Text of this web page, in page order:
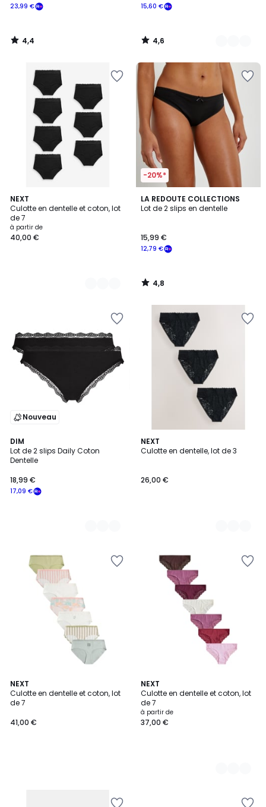
23,99 €
4,4
/
15,60 €
4,6
/
NEXT
Culotte en dentelle et coton, lot
de 7
à partir de
40,00 €
5
Couleurs
-20%*
LA REDOUTE COLLECTIONS
Lot de 2 slips en dentelle
12,79 €
15,99 €
4,8
/ 5
4,8
/
Nouveau
DIM
Lot de 2 slips Daily Coton
Dentelle
17,09 €
18,99 €
3
Couleurs
NEXT
Culotte en dentelle, lot de 3
26,00 €
3
Couleurs
NEXT
Culotte en dentelle et coton, lot
de 7
41,00 €
NEXT
Culotte en dentelle et coton, lot
de 7
à partir de
37,00 €
3
Couleurs